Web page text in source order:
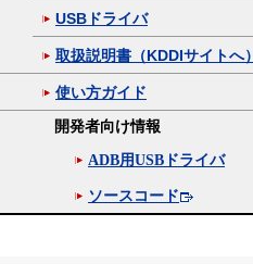
USBドライバ
取扱説明書（KDDIサイトへ）
使い方ガイド
開発者向け情報
ADB用USBドライバ
ソースコード